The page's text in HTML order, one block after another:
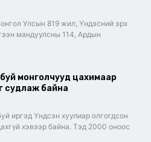
Улсын 819 жил, Үндэсний эрх
мандуулсны 114, Ардын
монголчууд цахимаар
судлаж байна
иргэд Үндсэн хуулиар олгогдсон
хэвээр байна. Тэд 2000 оноос